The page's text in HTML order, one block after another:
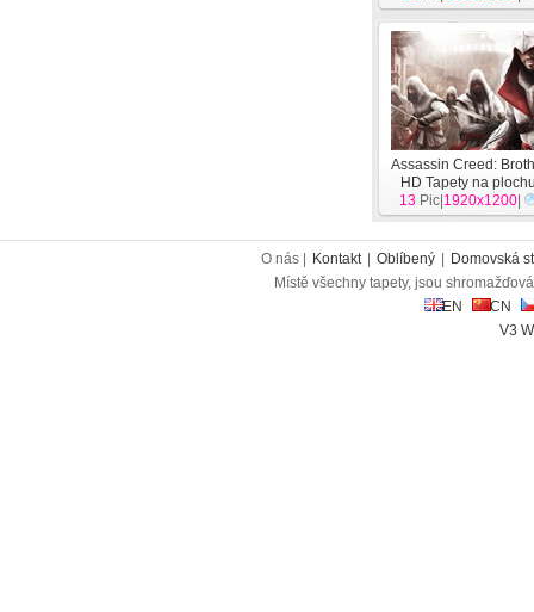
Assassin Creed:
HD Tapety na
13 Pic| 1920x1200
O nás | Kontakt Oblíbený
Domovská
Místě všechny tapety, jsou
EN
CN
V3